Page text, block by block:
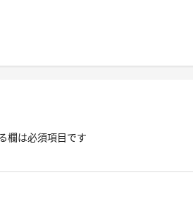
欄は必須項目です